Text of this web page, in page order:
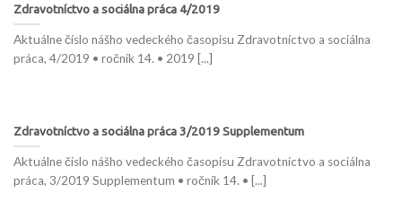
Zdravotníctvo a sociálna práca 4/2019
Aktuálne číslo nášho vedeckého časopisu Zdravotníctvo a sociálna
práca, 4/2019 • ročník 14. • 2019 [...]
Zdravotníctvo a sociálna práca 3/2019 Supplementum
Aktuálne číslo nášho vedeckého časopisu Zdravotníctvo a sociálna
práca, 3/2019 Supplementum • ročník 14. • [...]